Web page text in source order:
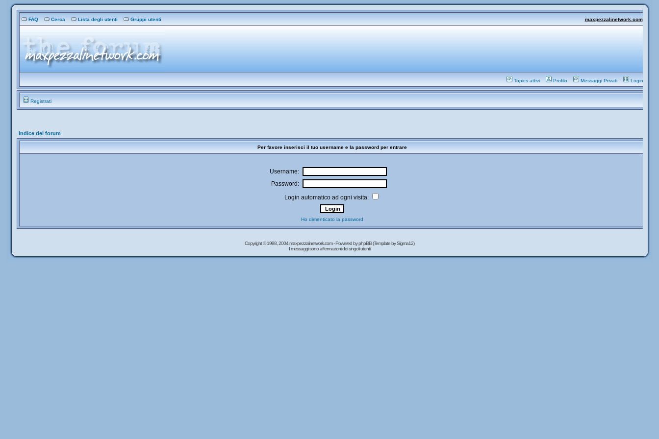
FAQ Cerca Lista degli utenti Gruppi utenti maxpezzalinetwork.com
Topics attivi Profilo Messaggi Privati Login
Registrati
Indice del forum
Per favore inserisci il tuo username e la password per entrare
Username:
Password:
Login automatico ad ogni visita:
Ho dimenticato la password
Copyright © 1998, 2004 maxpezzalinetwork.com - Powered byphpBB(Template by Sigma12)
I messaggi sono affermazioni dei singoli utenti